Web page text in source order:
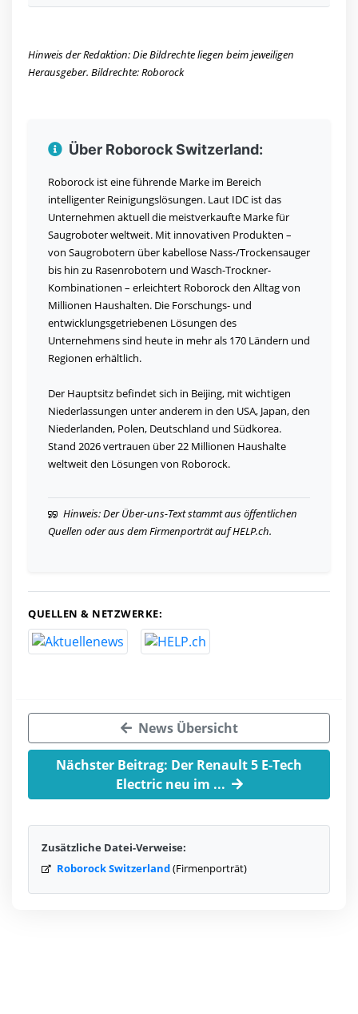
Hinweis der Redaktion: Die Bildrechte liegen beim jeweiligen
Herausgeber. Bildrechte: Roborock
Über Roborock Switzerland:
Roborock ist eine führende Marke im Bereich
intelligenter Reinigungslösungen. Laut IDC ist das
Unternehmen aktuell die meistverkaufte Marke für
Saugroboter weltweit. Mit innovativen Produkten –
von Saugrobotern über kabellose Nass-/Trockensauger
bis hin zu Rasenrobotern und Wasch-Trockner-
Kombinationen – erleichtert Roborock den Alltag von
Millionen Haushalten. Die Forschungs- und
entwicklungsgetriebenen Lösungen des
Unternehmens sind heute in mehr als 170 Ländern und
Regionen erhältlich.
Der Hauptsitz befindet sich in Beijing, mit wichtigen
Niederlassungen unter anderem in den USA, Japan, den
Niederlanden, Polen, Deutschland und Südkorea.
Stand 2026 vertrauen über 22 Millionen Haushalte
weltweit den Lösungen von Roborock.
Hinweis: Der Über-uns-Text stammt aus öffentlichen
Quellen oder aus dem Firmenporträt auf HELP.ch.
QUELLEN & NETZWERKE:
News Übersicht
Nächster Beitrag: Der Renault 5 E-Tech
Electric neu im ...
Zusätzliche Datei-Verweise:
Roborock Switzerland(Firmenporträt)